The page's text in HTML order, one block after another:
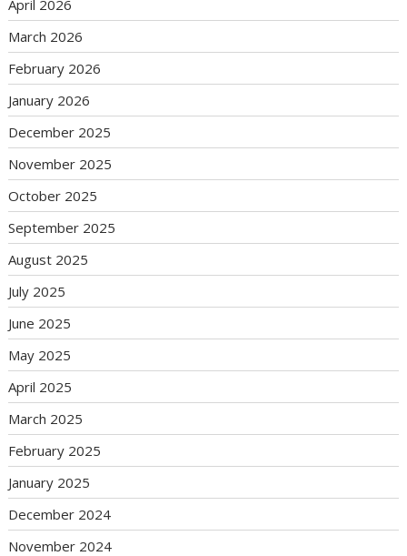
April 2026
March 2026
February 2026
January 2026
December 2025
November 2025
October 2025
September 2025
August 2025
July 2025
June 2025
May 2025
April 2025
March 2025
February 2025
January 2025
December 2024
November 2024